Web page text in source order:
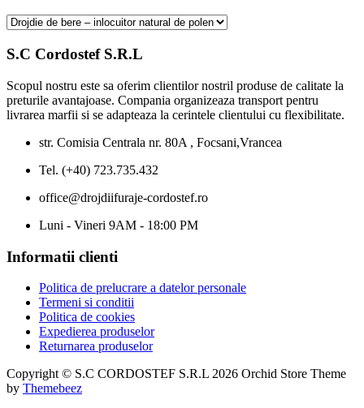
S.C Cordostef S.R.L
Scopul nostru este sa oferim clientilor nostril produse de calitate la
preturile avantajoase. Compania organizeaza transport pentru
livrarea marfii si se adapteaza la cerintele clientului cu flexibilitate.
str. Comisia Centrala nr. 80A , Focsani,Vrancea
Tel. (+40) 723.735.432
office@drojdiifuraje-cordostef.ro
Luni - Vineri 9AM - 18:00 PM
Informatii clienti
Politica de prelucrare a datelor personale
Termeni si conditii
Politica de cookies
Expedierea produselor
Returnarea produselor
Copyright © S.C CORDOSTEF S.R.L 2026 Orchid Store Theme
by Themebeez